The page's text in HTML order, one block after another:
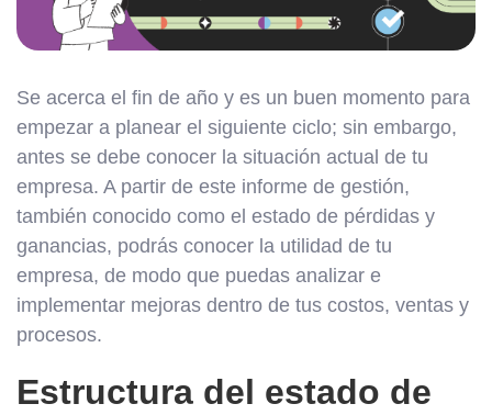
Se acerca el fin de año y es un buen momento para
empezar a planear el siguiente ciclo; sin embargo,
antes se debe conocer la situación actual de tu
empresa. A partir de este informe de gestión,
también conocido como el estado de pérdidas y
ganancias, podrás conocer la utilidad de tu
empresa, de modo que puedas analizar e
implementar mejoras dentro de tus costos, ventas y
procesos.
Estructura del estado de